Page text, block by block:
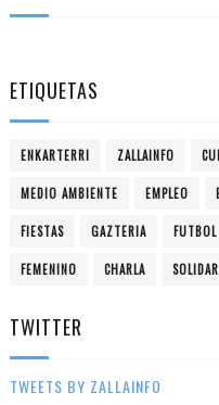
ETIQUETAS
ENKARTERRI ZALLAINFO
MEDIO AMBIENTE EMPLEO
FIESTAS GAZTERIA FUTBOL
FEMENINO CHARLA
TWITTER
TWEETS BY ZALLAINFO